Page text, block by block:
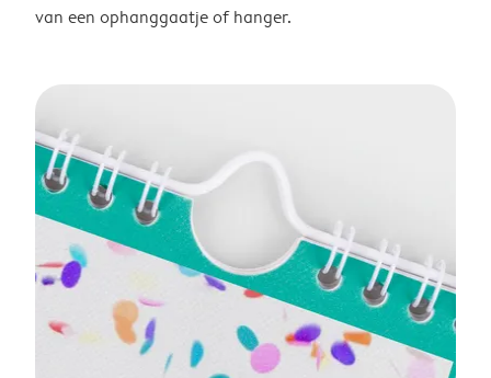
van een ophanggaatje of hanger.